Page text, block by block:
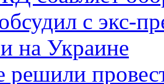
с экс-
на Украине
решили